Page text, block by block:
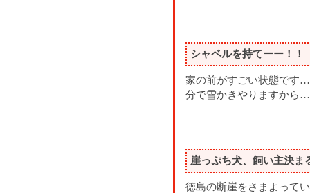
シャベルを持てーー！！
家の前がすごい状態です
分で雪かきやりますから…
崖っぷち犬、飼い主決ま
徳島の断崖をさまよって